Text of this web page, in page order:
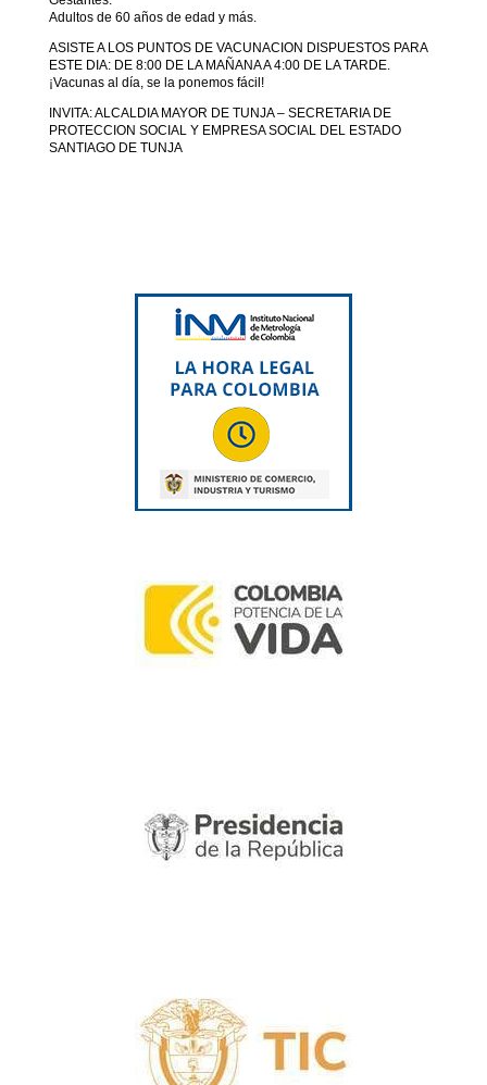
Adultos de 60 años de edad y más.
ASISTE A LOS PUNTOS DE VACUNACION DISPUESTOS PARA
ESTE DIA: DE 8:00 DE LA MAÑANA A 4:00 DE LA TARDE.
¡Vacunas al día, se la ponemos fácil!
INVITA: ALCALDIA MAYOR DE TUNJA – SECRETARIA DE
PROTECCION SOCIAL Y EMPRESA SOCIAL DEL ESTADO
SANTIAGO DE TUNJA